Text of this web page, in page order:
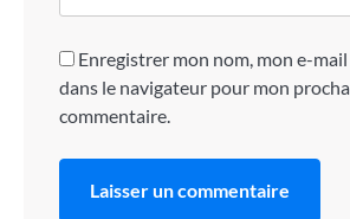
Enregistrer mon nom, mon e-
dans le navigateur pour mon
commentaire.